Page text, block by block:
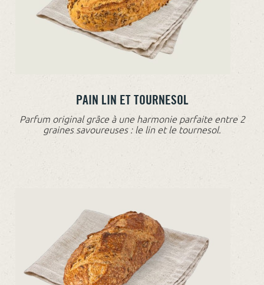
PAIN LIN ET TOURNESOL
Parfum original grâce à une harmonie parfaite entre 2
graines savoureuses : le lin et le tournesol.